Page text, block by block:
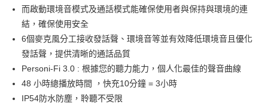
而啟動環境音模式及通話模式能確保使用者與保持與環境的連
結，確保使用安全
6個麥克風分工接收發話聲、環境音等並有效降低環境音且優化
發話聲，提供清晰的通話品質
Personi-Fi 3.0 : 根據您的聽力能力，個人化最佳的聲音曲線
48 小時總播放時間 ，快充10分鐘 = 3小時
IP54防水防塵，聆聽不受限